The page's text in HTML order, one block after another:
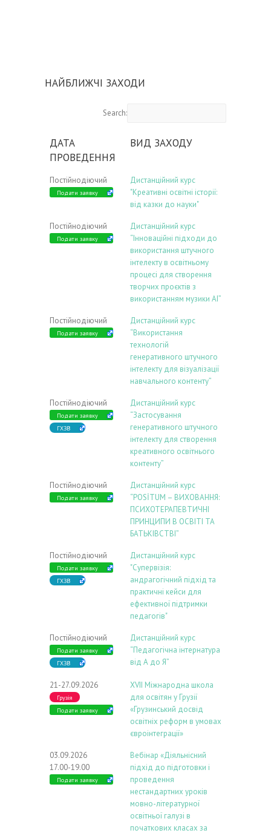
НАЙБЛИЖЧІ ЗАХОДИ
Search:
ДАТА
ПРОВЕДЕННЯ
ВИД ЗАХОДУ
Постійнодіючий
Подати заявку
Дистанційний курс
"Креативні освітні історії:
від казки до науки"
Постійнодіючий
Подати заявку
Дистанційний курс
“Інноваційні підходи до
використання штучного
інтелекту в освітньому
процесі для створення
творчих проєктів з
використанням музики АІ”
Постійнодіючий
Подати заявку
Дистанційний курс
“Використання
технологій
генеративного штучного
інтелекту для візуалізації
навчального контенту”
Постійнодіючий
Подати заявку
ГХЗВ
Дистанційний курс
“Застосування
генеративного штучного
інтелекту для створення
креативного освітнього
контенту”
Постійнодіючий
Подати заявку
Дистанційний курс
“POSİTUM – ВИХОВАННЯ:
ПСИХОТЕРАПЕВТИЧНІ
ПРИНЦИПИ В ОСВІТІ ТА
БАТЬКІВСТВІ”
Постійнодіючий
Подати заявку
ГХЗВ
Дистанційний курс
"Супервізія:
андрагогічний підхід та
практичні кейси для
ефективної підтримки
педагогів"
Постійнодіючий
Подати заявку
ГХЗВ
Дистанційний курс
“Педагогічна інтернатура
від А до Я”
21-27.09.2026
Грузія
Подати заявку
ХVIІ Міжнародна школа
для освітян у Грузії
«Грузинський досвід
освітніх реформ в умовах
євроінтеграції»
03.09.2026
17.00-19.00
Подати заявку
Вебінар «Діяльнісний
підхід до підготовки і
проведення
нестандартних уроків
мовно-літературної
освітньої галузі в
початкових класах за